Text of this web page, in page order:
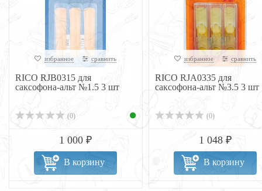
избранное сравнить
RICO RJB0315 для
саксофона-альт №1.5 3 шт
(0)
1 000 ₽
В корзину
избранное сравнить
RICO RJA0335 для
саксофона-альт №3.5 3 шт
(0)
1 048 ₽
В корзину